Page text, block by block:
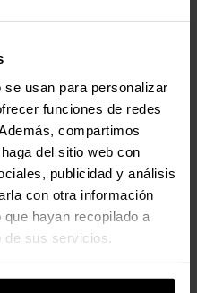
usan para personalizar
funciones de redes
compartimos
del sitio web con
publicidad y análisis
con otra información
hayan recopilado a
sus servicios.
Si
Si
Si
Si